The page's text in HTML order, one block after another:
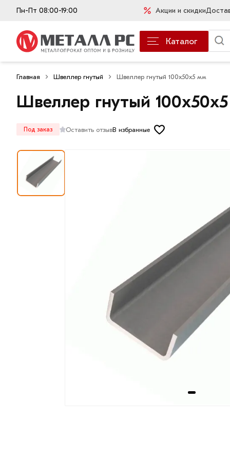
Пн-Пт 08:00-19:00 Акции и скидки
Каталог
Главная Швеллер гнутый Швеллер гнутый 100х50х5 мм
Швеллер гнутый
Под заказ Оставить отзывВ избранные